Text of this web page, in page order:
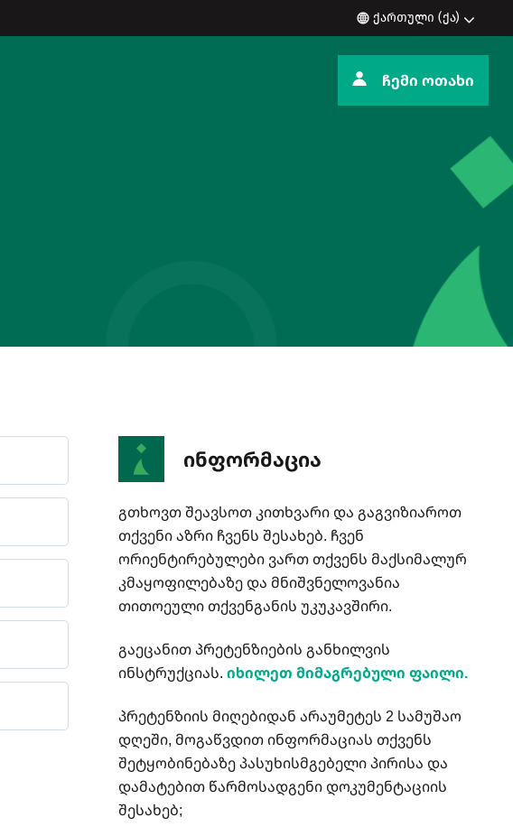
ქართული (ქა)
ჩემი ოთახი
ინფორმაცია
გთხოვთ შეავსოთ კითხვარი და გაგვიზიაროთ
თქვენი აზრი ჩვენს შესახებ. ჩვენ
ორიენტირებულები ვართ თქვენს მაქსიმალურ
კმაყოფილებაზე და მნიშვნელოვანია
თითოეული თქვენგანის უკუკავშირი.
გაეცანით პრეტენზიების განხილვის
ინსტრუქციას. იხილეთ მიმაგრებული ფაილი.
პრეტენზიის მიღებიდან არაუმეტეს 2 სამუშაო
დღეში, მოგაწვდით ინფორმაციას თქვენს
შეტყობინებაზე პასუხისმგებელი პირისა და
დამატებით წარმოსადგენი დოკუმენტაციის
შესახებ;